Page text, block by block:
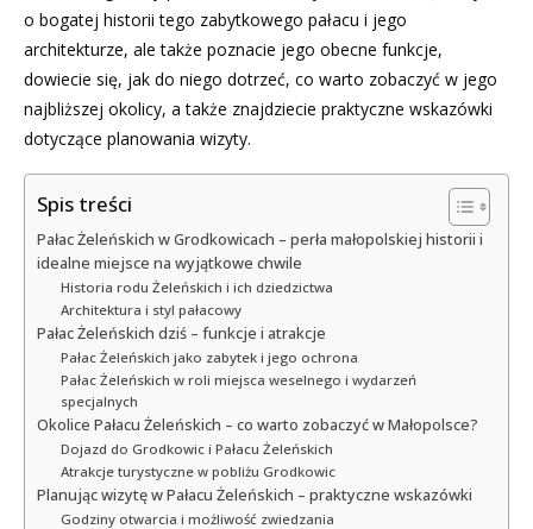
o bogatej historii tego zabytkowego pałacu i jego
architekturze, ale także poznacie jego obecne funkcje,
dowiecie się, jak do niego dotrzeć, co warto zobaczyć w jego
najbliższej okolicy, a także znajdziecie praktyczne wskazówki
dotyczące planowania wizyty.
Spis treści
Pałac Żeleńskich w Grodkowicach – perła małopolskiej historii i
idealne miejsce na wyjątkowe chwile
Historia rodu Żeleńskich i ich dziedzictwa
Architektura i styl pałacowy
Pałac Żeleńskich dziś – funkcje i atrakcje
Pałac Żeleńskich jako zabytek i jego ochrona
Pałac Żeleńskich w roli miejsca weselnego i wydarzeń
specjalnych
Okolice Pałacu Żeleńskich – co warto zobaczyć w Małopolsce?
Dojazd do Grodkowic i Pałacu Żeleńskich
Atrakcje turystyczne w pobliżu Grodkowic
Planując wizytę w Pałacu Żeleńskich – praktyczne wskazówki
Godziny otwarcia i możliwość zwiedzania